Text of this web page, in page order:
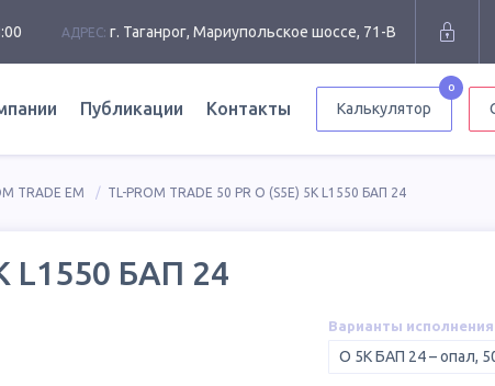
АДРЕС: г. Таганрог, Мариупольское шоссе, 71-В
Публикации Контакты Калькулятор
0
TRADE EM TL-PROM TRADE 50 PR O (S5E) 5K L1550 БАП 24
L1550 БАП 24
Варианты
O 5K БАП 24 – опал,